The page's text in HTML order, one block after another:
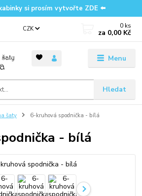
si prosím vytvořte ZDE ⬅️
Menu
CZK
Hledat
0 ks
za 0,00 Kč
šaty 6-kruhová spodnička - bílá
- bílá